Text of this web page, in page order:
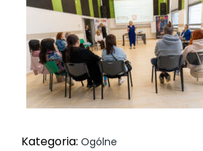
Kategoria: Ogólne